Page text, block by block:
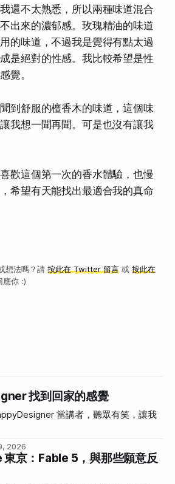
還不太熟悉，所以兩種味道混合
出來的濃郁感。玫瑰精油的味道
的味道，不過我是覺得有點太過
是絕對的性感。我比較希望是性
覺。
到舒服的檀香木的味道，這個味
我想一聞再聞。可是也沒有讓我
歡這個第一次的香水體驗，也慢
希望有天能找出最適合我的真命
想法嗎？請 按此在 Twitter 留言或 按此在
你 :)
找到回家的感覺
當講者，聽眾有笑，讓我
2026
京：Fable 5，與那些願意反